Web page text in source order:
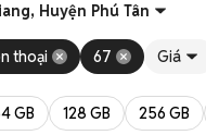
Huyện Phú Tân
thoại 67 Giá
GB 128 GB 256 GB